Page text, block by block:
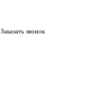
Заказать звонок